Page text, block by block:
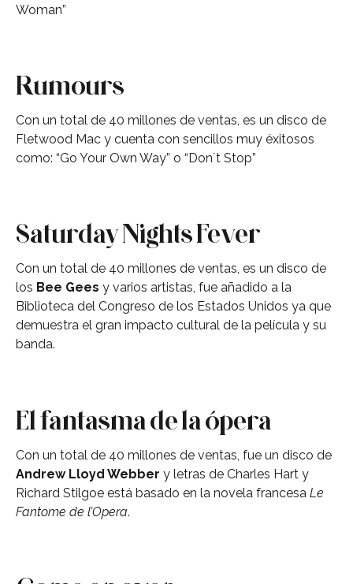
Woman”
Rumours
Con un total de 40 millones de ventas, es un disco de
Fletwood Mac y cuenta con sencillos muy éxitosos
como: “Go Your Own Way” o “Don´t Stop”
Saturday Nights Fever
Con un total de 40 millones de ventas, es un disco de
los Bee Gees y varios artistas, fue añadido a la
Biblioteca del Congreso de los Estados Unidos ya que
demuestra el gran impacto cultural de la película y su
banda.
El fantasma de la ópera
Con un total de 40 millones de ventas, fue un disco de
Andrew Lloyd Webber y letras de Charles Hart y
Richard Stilgoe está basado en la novela francesa Le
Fantome de l’Opera.